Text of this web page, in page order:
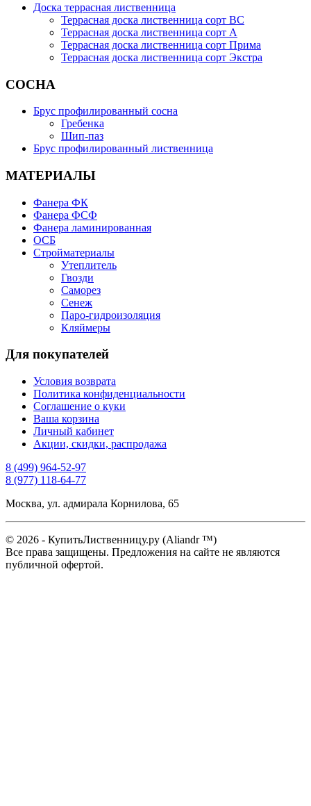
Доска террасная лиственница
Террасная доска лиственница сорт BC
Террасная доска лиственница сорт А
Террасная доска лиственница сорт Прима
Террасная доска лиственница сорт Экстра
СОСНА
Брус профилированный сосна
Гребенка
Шип-паз
Брус профилированный лиственница
МАТЕРИАЛЫ
Фанера ФК
Фанера ФСФ
Фанера ламинированная
ОСБ
Стройматериалы
Утеплитель
Гвозди
Саморез
Сенеж
Паро-гидроизоляция
Кляймеры
Для покупателей
Условия возврата
Политика конфиденциальности
Соглашение о куки
Ваша корзина
Личный кабинет
Акции, скидки, распродажа
8 (499) 964-52-97
8 (977) 118-64-77
Москва, ул. адмирала Корнилова, 65
© 2026 - КупитьЛиственницу.ру (Aliandr ™)
Все права защищены. Предложения на сайте не являются
публичной офертой.